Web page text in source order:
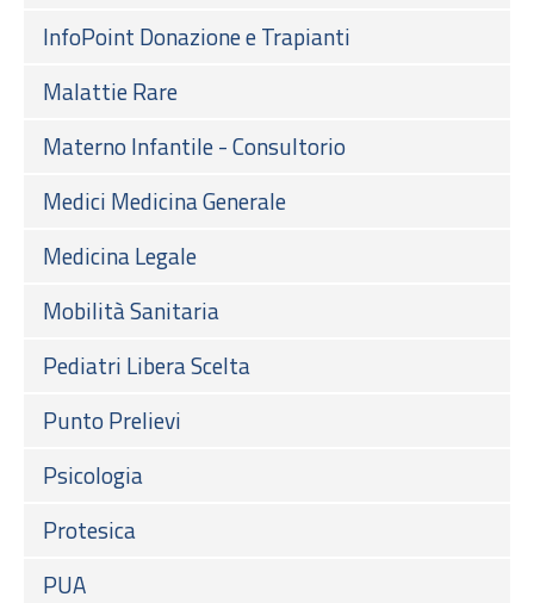
InfoPoint Donazione e Trapianti
Malattie Rare
Materno Infantile - Consultorio
Medici Medicina Generale
Medicina Legale
Mobilità Sanitaria
Pediatri Libera Scelta
Punto Prelievi
Psicologia
Protesica
PUA